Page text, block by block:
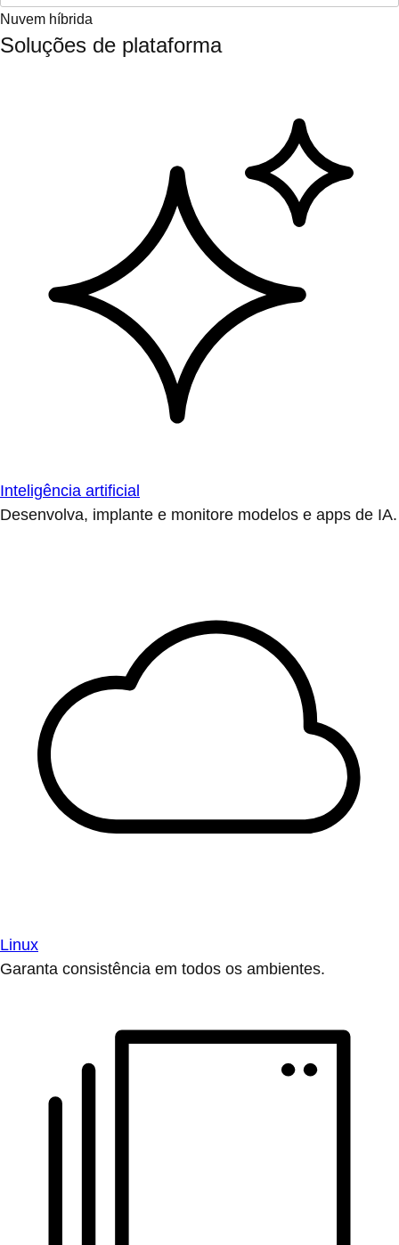
Nuvem híbrida
Soluções de plataforma
Inteligência artificial
Desenvolva, implante e monitore modelos e apps de IA.
Linux
Garanta consistência em todos os ambientes.